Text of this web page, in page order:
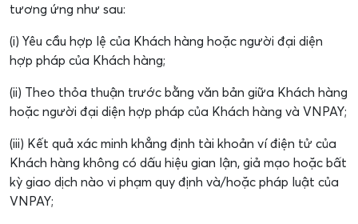
tương ứng như sau:
(i) Yêu cầu hợp lệ của Khách hàng hoặc người đại diện
hợp pháp của Khách hàng;
(ii) Theo thỏa thuận trước bằng văn bản giữa Khách hàng
hoặc người đại diện hợp pháp của Khách hàng và VNPAY;
(iii) Kết quả xác minh khẳng định tài khoản ví điện tử của
Khách hàng không có dấu hiệu gian lận, giả mạo hoặc bất
kỳ giao dịch nào vi phạm quy định và/hoặc pháp luật của
VNPAY;